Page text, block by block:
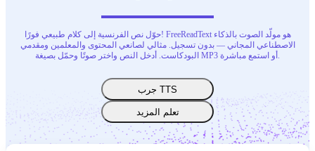
العربية
حوّل نص الفرنسية إلى كلام طبيعي فورًا! FreeReadText هو مولّد الصوت بالذكاء
الاصطناعي المجاني — بدون تسجيل. مثالي لصانعي المحتوى والمعلمين ومقدمي
البودكاست. أدخل النص واختر صوتًا وحمّل بصيغة MP3 أو استمع مباشرة.
جرب TTS
تعلم المزيد